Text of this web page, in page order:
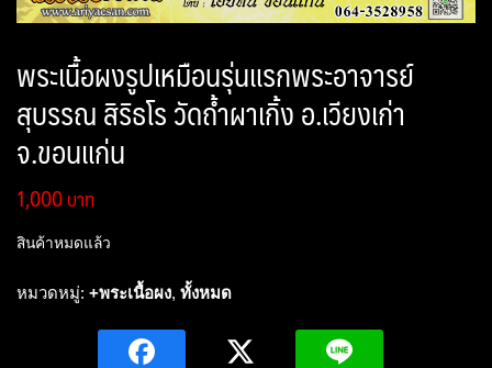
พระเนื้อผงรูปเหมือนรุ่นแรกพระอาจารย์
สุบรรณ สิริธโร วัดถ้ำผาเกิ้ง อ.เวียงเก่า
จ.ขอนแก่น
1,000
สินค้าหมดแล้ว
หมวดหมู่: +พระเนื้อผง, ทั้งหมด